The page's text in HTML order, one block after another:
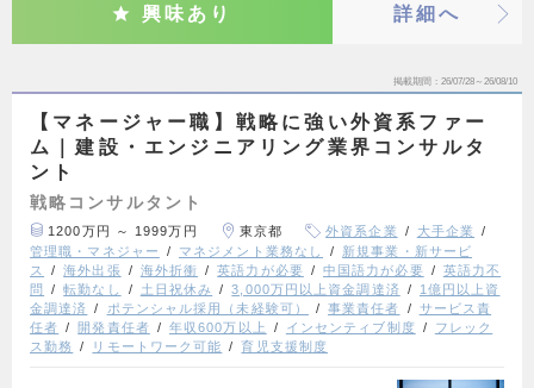
興味あり 詳細へ
掲載期間 26/07/28～26/08/10
【マネージャー職】戦略に強い外資系ファー
ム｜建設・エンジニアリング業界コンサルタ
ント
戦略コンサルタント
1200万円 ～ 1999万円 東京都 外資系企業
大手企業
管理職・マネジャー
マネジメント業務なし
新規事業・新サービ
ス
海外出張 海外折衝 英語力が必要 中国語力が必要
英語力不
問
転勤なし 土日祝休み 3,000万円以上資金調達済
1億円以上資
金調達済
ポテンシャル採用（未経験可） 事業責任者
サービス責
任者
開発責任者 年収600万以上 インセンティブ制度
フレック
ス勤務
リモートワーク可能 育児支援制度